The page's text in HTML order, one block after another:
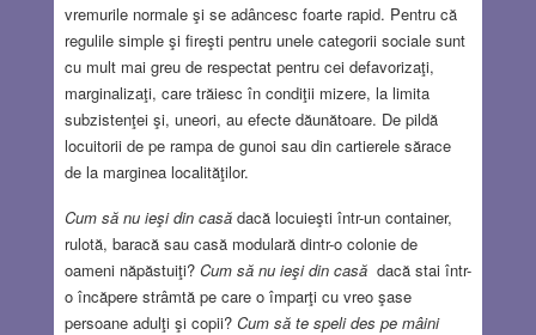
vremurile normale şi se adâncesc foarte rapid. Pentru că
regulile simple şi fireşti pentru unele categorii sociale sunt
cu mult mai greu de respectat pentru cei defavorizaţi,
marginalizaţi, care trăiesc în condiţii mizere, la limita
subzistenţei şi, uneori, au efecte dăunătoare. De pildă
locuitorii de pe rampa de gunoi sau din cartierele sărace
de la marginea localităţilor.
Cum să nu ieşi din casădacă locuieşti într-un container,
rulotă, baracă sau casă modulară dintr-o colonie de
oameni năpăstuiţi? Cum să nu ieşi din casădacă stai într-
o încăpere strâmtă pe care o împarţi cu vreo şase
persoane adulţi şi copii? Cum să te speli des pe mâini